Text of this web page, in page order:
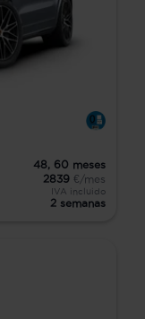
48, 60 meses
2839 €/mes
IVA incluido
2 semanas